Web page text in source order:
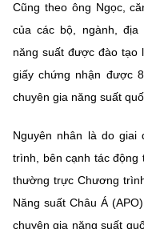
Cũng theo ông Ngọc,
của các bộ, ngành,
năng suất được đào tạo
giấy chứng nhận được
chuyên gia năng suất
Nguyên nhân là do giai
trình, bên cạnh tác động
thường trực Chương
Năng suất Châu Á
chuyên gia năng suất